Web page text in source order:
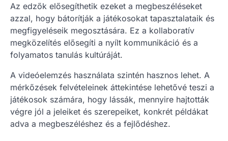
Az edzők elősegíthetik ezeket a megbeszéléseket
azzal, hogy bátorítják a játékosokat tapasztalataik és
megfigyeléseik megosztására. Ez a kollaboratív
megközelítés elősegíti a nyílt kommunikáció és a
folyamatos tanulás kultúráját.
A videóelemzés használata szintén hasznos lehet. A
mérkőzések felvételeinek áttekintése lehetővé teszi a
játékosok számára, hogy lássák, mennyire hajtották
végre jól a jeleiket és szerepeiket, konkrét példákat
adva a megbeszéléshez és a fejlődéshez.